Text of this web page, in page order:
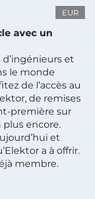
EUR
avec un
et
le monde
de l’accès au
de remises
première sur
plus encore.
et
a à offrir.
membre.